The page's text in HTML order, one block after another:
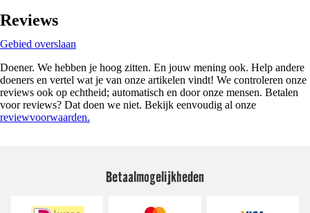
Reviews
Gebied overslaan
Doener. We hebben je hoog zitten. En jouw mening ook. Help andere
doeners en vertel wat je van onze artikelen vindt! We controleren onze
reviews ook op echtheid; automatisch en door onze mensen. Betalen
voor reviews? Dat doen we niet. Bekijk eenvoudig al onze
reviewvoorwaarden.
Betaalmogelijkheden